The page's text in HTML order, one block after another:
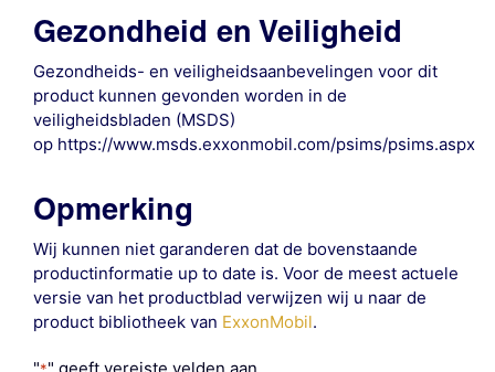
Gezondheid en Veiligheid
Gezondheids- en veiligheidsaanbevelingen voor dit
product kunnen gevonden worden in de
veiligheidsbladen (MSDS)
op https://www.msds.exxonmobil.com/psims/psims.aspx
Opmerking
Wij kunnen niet garanderen dat de bovenstaande
productinformatie up to date is. Voor de meest actuele
versie van het productblad verwijzen wij u naar de
product bibliotheek van ExxonMobil.